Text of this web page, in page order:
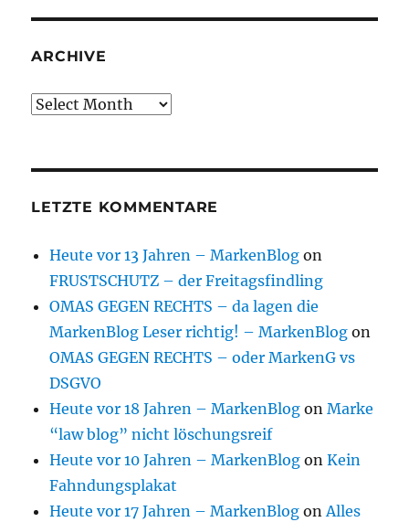
ARCHIVE
Archive
LETZTE KOMMENTARE
Heute vor 13 Jahren – MarkenBlog on
FRUSTSCHUTZ – der Freitagsfindling
OMAS GEGEN RECHTS – da lagen die
MarkenBlog Leser richtig! – MarkenBlog on
OMAS GEGEN RECHTS – oder MarkenG vs
DSGVO
Heute vor 18 Jahren – MarkenBlog onMarke
“law blog” nicht löschungsreif
Heute vor 10 Jahren – MarkenBlog onKein
Fahndungsplakat
Heute vor 17 Jahren – MarkenBlog onAlles